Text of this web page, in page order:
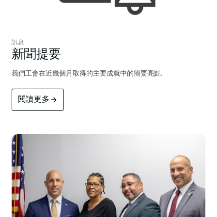
訊息
新聞提要
我們工會在近幾個月取得的主要成就中的簡要亮點.
閱讀更多